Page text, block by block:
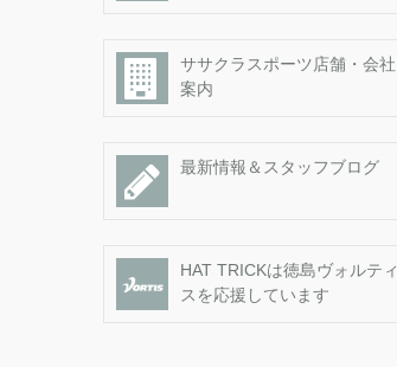
ササクラスポーツ店舗・会社
案内
最新情報＆スタッフブログ
HAT TRICKは徳島ヴォルティ
スを応援しています